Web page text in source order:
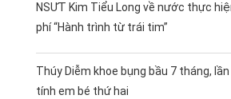
NSƯT Kim Tiểu Long về nước thực
phí “Hành trình từ trái tim”
Thúy Diễm khoe bụng bầu 7 tháng,
tính em bé thứ hai